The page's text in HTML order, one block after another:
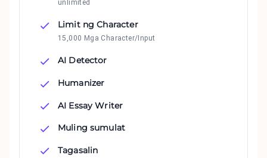
unlimited
Limit ng Character
15,000 Mga Character/Input
AI Detector
Humanizer
AI Essay Writer
Muling sumulat
Tagasalin